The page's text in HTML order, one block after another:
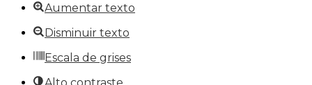
Aumentar texto
Disminuir texto
Escala de grises